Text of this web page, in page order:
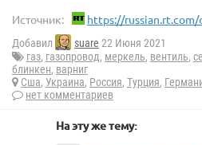
Источник: https://russian.rt.com/
Добавил suare 22 Июня 2021
газ, газопровод, меркель, вентиль,
блинкен, варниг
Сша, Украина, Россия, Турция,
нет комментариев
На эту же тему: